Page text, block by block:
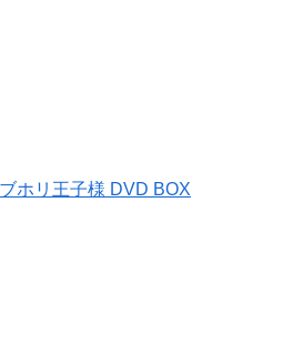
ホリ王子様 DVD BOX